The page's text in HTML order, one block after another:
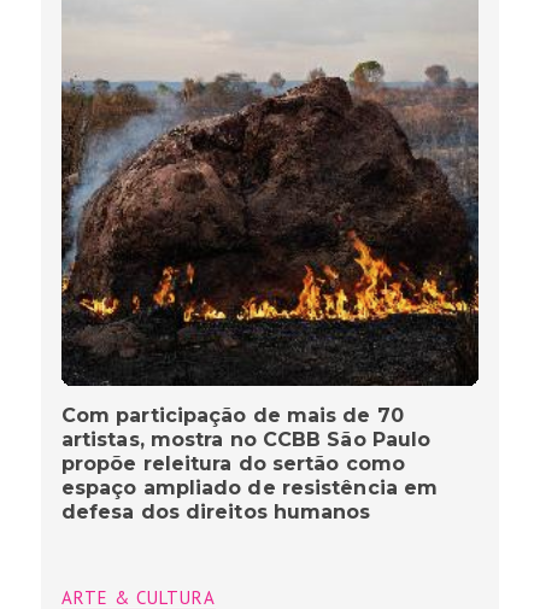
Com participação de mais de 70
artistas, mostra no CCBB São Paulo
propõe releitura do sertão como
espaço ampliado de resistência em
defesa dos direitos humanos
ARTE & CULTURA